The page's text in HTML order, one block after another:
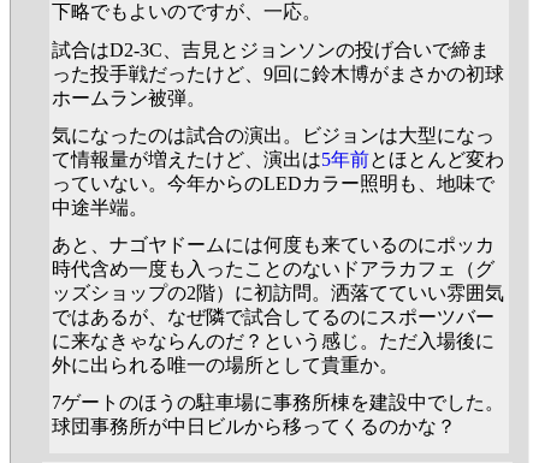
下略でもよいのですが、一応。
試合はD2-3C、吉見とジョンソンの投げ合いで締ま
った投手戦だったけど、9回に鈴木博がまさかの初球
ホームラン被弾。
気になったのは試合の演出。ビジョンは大型になっ
て情報量が増えたけど、演出は5年前とほとんど変わ
っていない。今年からのLEDカラー照明も、地味で
中途半端。
あと、ナゴヤドームには何度も来ているのにポッカ
時代含め一度も入ったことのないドアラカフェ（グ
ッズショップの2階）に初訪問。洒落てていい雰囲気
ではあるが、なぜ隣で試合してるのにスポーツバー
に来なきゃならんのだ？という感じ。ただ入場後に
外に出られる唯一の場所として貴重か。
7ゲートのほうの駐車場に事務所棟を建設中でした。
球団事務所が中日ビルから移ってくるのかな？